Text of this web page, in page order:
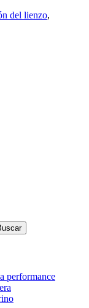
del lienzo,
performance